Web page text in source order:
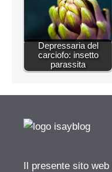
Depressaria del
carciofo: insetto
parassita
Il presente sito